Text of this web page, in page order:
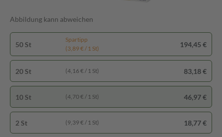
Abbildung kann abweichen
50 St
Spartipp
(3,89 € / 1 St)
194,45 €
20 St (4,16 € / 1 St) 83,18 €
10 St (4,70 € / 1 St) 46,97 €
2 St (9,39 € / 1 St) 18,77 €